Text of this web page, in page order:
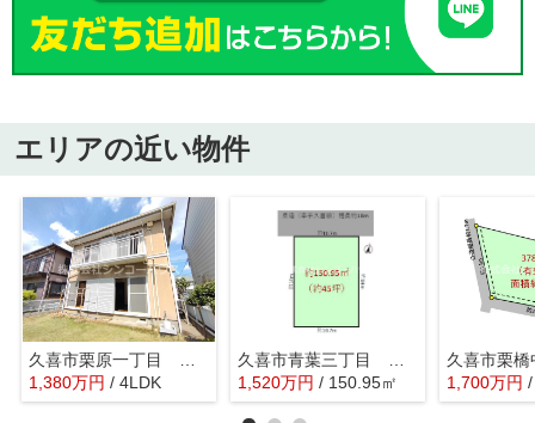
エリアの近い物件
1,380万円 / 4LDK
1,520万円 / 150.95㎡ 1,700万円